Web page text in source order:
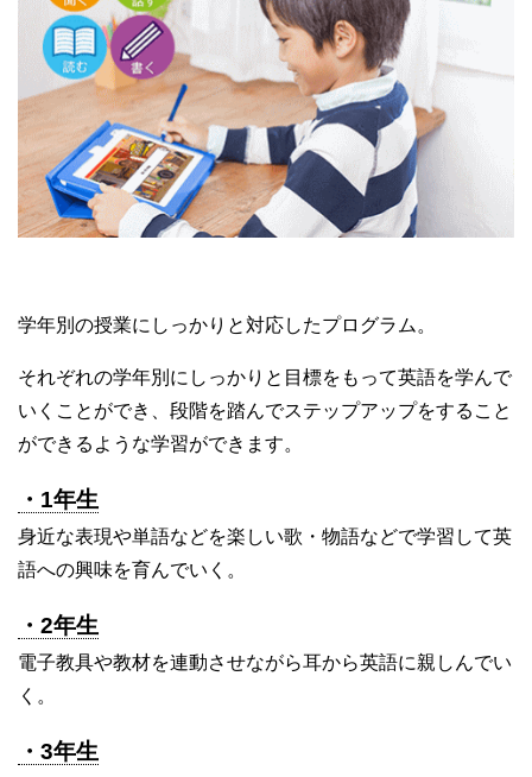
学年別の授業にしっかりと対応したプログラム。
それぞれの学年別にしっかりと目標をもって英語を学んで
いくことができ、段階を踏んでステップアップをすること
ができるような学習ができます。
・1年生
身近な表現や単語などを楽しい歌・物語などで学習して英
語への興味を育んでいく。
・2年生
電子教具や教材を連動させながら耳から英語に親しんでい
く。
・3年生